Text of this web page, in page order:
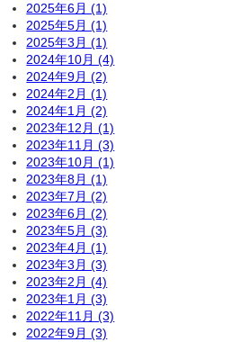
2025年6月 (1)
2025年5月 (1)
2025年3月 (1)
2024年10月 (4)
2024年9月 (2)
2024年2月 (1)
2024年1月 (2)
2023年12月 (1)
2023年11月 (3)
2023年10月 (1)
2023年8月 (1)
2023年7月 (2)
2023年6月 (2)
2023年5月 (3)
2023年4月 (1)
2023年3月 (3)
2023年2月 (4)
2023年1月 (3)
2022年11月 (3)
2022年9月 (3)